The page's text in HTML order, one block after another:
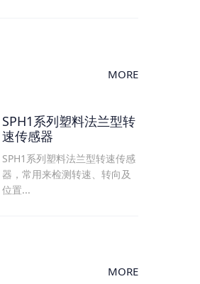
MORE
SPH1系列塑料法兰型转
速传感器
SPH1系列塑料法兰型转速传感
器，常用来检测转速、转向及
位置...
MORE